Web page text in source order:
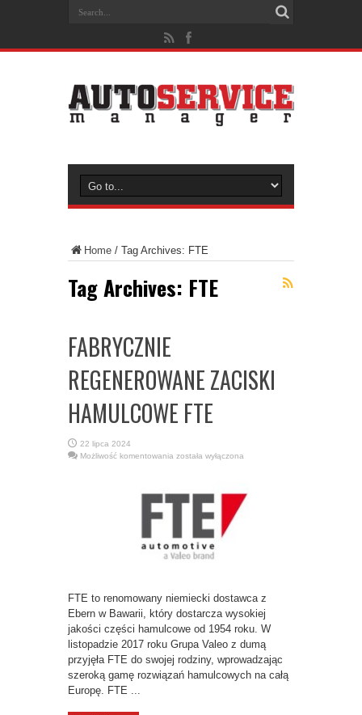
Home / Tag Archives: FTE
Tag Archives: FTE
FABRYCZNIE
REGENEROWANE ZACISKI
HAMULCOWE FTE
22 lipca 2024
Możliwość komentowania FABRYCZNIE
została wyłączona
FTE to renomowany niemiecki dostawca z
Ebern w Bawarii, który dostarcza wysokiej
jakości części hamulcowe od 1954 roku. W
listopadzie 2017 roku Grupa Valeo z dumą
przyjęła FTE do swojej rodziny, wprowadzając
szeroką gamę rozwiązań hamulcowych na całą
Europę. FTE ...